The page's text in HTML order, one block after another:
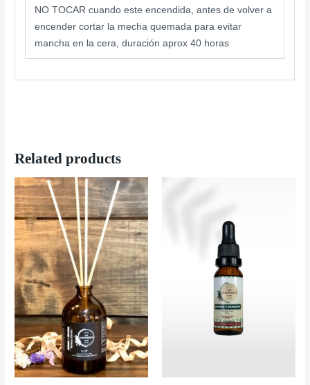
NO TOCAR cuando este encendida, antes de volver a
encender cortar la mecha quemada para evitar
mancha en la cera, duración aprox 40 horas
Related products